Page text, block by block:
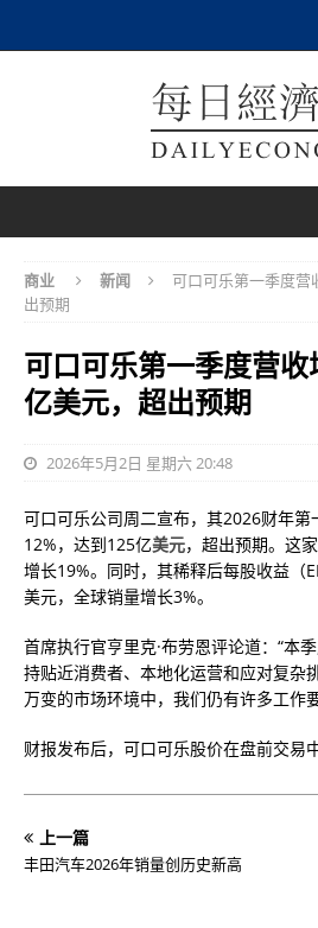
商业 新闻
可口可乐第一季度营
出预期
可口可乐第一季度营
亿美元，超出预期
2026年5月2日 星期六 20:48
可口可乐公司周二宣布，其2026财年第
12%，达到125亿美元，超出预期。这
增长19%。同时，其稀释后每股收益（
美元，全球销量增长3%。
首席执行官亨里克·布劳恩评论道：“本
持贴近消费者、本地化运营和应对复杂
万变的市场环境中，我们仍有许多工作
财报发布后，可口可乐股价在盘前交易
上一篇
丰田汽车2026年销量创历史新高